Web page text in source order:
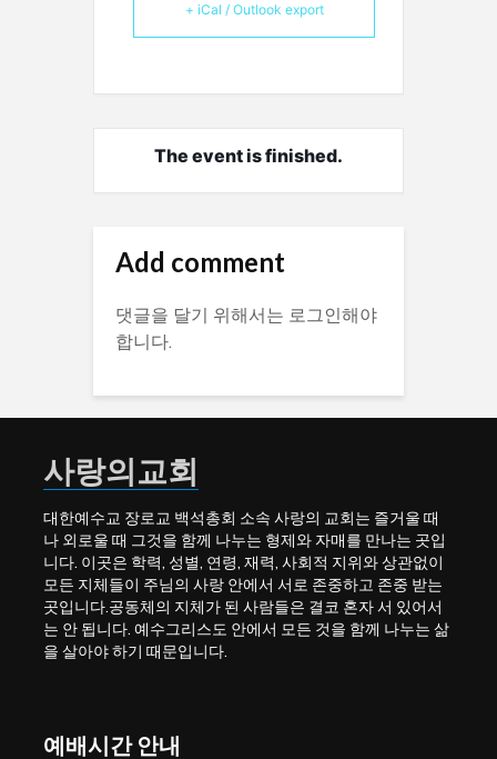
+ iCal / Outlook export
The event is finished.
Add comment
댓글을 달기 위해서는 로그인해야
합니다.
사랑의교회
대한예수교 장로교 백석총회 소속 사랑의 교회는 즐거울 때
나 외로울 때 그것을 함께 나누는 형제와 자매를 만나는 곳입
니다. 이곳은 학력, 성별, 연령, 재력, 사회적 지위와 상관없이
모든 지체들이 주님의 사랑 안에서 서로 존중하고 존중 받는
곳입니다.공동체의 지체가 된 사람들은 결코 혼자 서 있어서
는 안 됩니다. 예수그리스도 안에서 모든 것을 함께 나누는 삶
을 살아야 하기 때문입니다.
예배시간 안내